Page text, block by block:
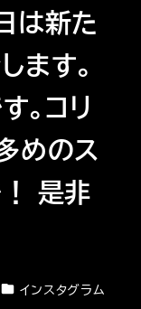
は新た
ます。
。コリ
めのス
是非
カテゴリー
インスタグラム